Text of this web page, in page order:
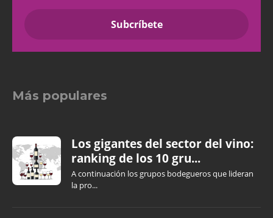
Más populares
Los gigantes del sector del vino:
ranking de los 10 gru...
A continuación los grupos bodegueros que lideran
la pro...